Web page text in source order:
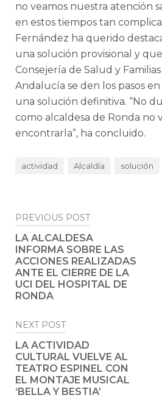
no veamos nuestra atención
en estos tiempos tan
Fernández ha querido
una solución provisional y
Consejería de Salud y
Andalucía se den los pasos
una solución definitiva. “No
como alcaldesa de Ronda no
encontrarla”, ha concluido.
actividad Alcaldía solución
Post
navigation
PREVIOUS POST
LA ALCALDESA
INFORMA SOBRE LAS
ACCIONES REALIZADAS
ANTE EL CIERRE DE LA
UCI DEL HOSPITAL DE
RONDA
NEXT POST
LA ACTIVIDAD
CULTURAL VUELVE AL
TEATRO ESPINEL CON
EL MONTAJE MUSICAL
‘BELLA Y BESTIA’